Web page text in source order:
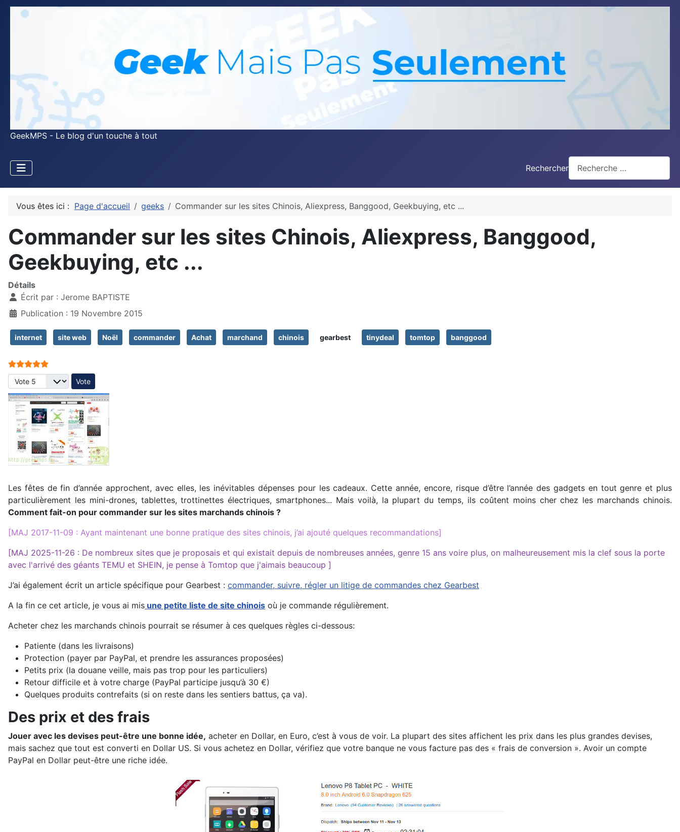
GeekMPS - Le blog d'un touche à tout
Rechercher
Vous êtes ici : Page d'accueil geeks Commander sur les sites Chinois, Aliexpress, Banggood, Geekbuying, etc ...
Commander sur les sites Chinois, Aliexpress, Banggood,
Geekbuying, etc ...
Détails
Écrit par : Jerome BAPTISTE
Publication : 19 Novembre 2015
internet site web Noël commander Achat marchand chinois gearbest tinydeal tomtop banggood
Vote utilisateur:
Veuillez voter
Les fêtes de fin d’année approchent, avec elles, les inévitables dépenses pour les cadeaux. Cette année, encore, risque d’être l’année des gadgets en tout genre et plus
particulièrement les mini-drones, tablettes, trottinettes électriques, smartphones... Mais voilà, la plupart du temps, ils coûtent moins cher chez les marchands chinois.
Comment fait-on pour commander sur les sites marchands chinois ?
[MAJ 2017-11-09 : Ayant maintenant une bonne pratique des sites chinois, j’ai ajouté quelques recommandations]
[MAJ 2025-11-26 : De nombreux sites que je proposais et qui existait depuis de nombreuses années, genre 15 ans voire plus, on malheureusement mis la clef sous la porte
avec l'arrivé des géants TEMU et SHEIN, je pense à Tomtop que j'aimais beaucoup ]
J’ai également écrit un article spécifique pour Gearbest : commander, suivre, régler un litige de commandes chez Gearbest
A la fin ce cet article, je vous ai mis une petite liste de site chinois où je commande régulièrement.
Acheter chez les marchands chinois pourrait se résumer à ces quelques règles ci-dessous:
Patiente (dans les livraisons)
Protection (payer par PayPal, et prendre les assurances proposées)
Petits prix (la douane veille, mais pas trop pour les particuliers)
Retour difficile et à votre charge (PayPal participe jusqu’à 30 €)
Quelques produits contrefaits (si on reste dans les sentiers battus, ça va).
Des prix et des frais
Jouer avec les devises peut-être une bonne idée, acheter en Dollar, en Euro, c’est à vous de voir. La plupart des sites affichent les prix dans les plus grandes devises,
mais sachez que tout est converti en Dollar US. Si vous achetez en Dollar, vérifiez que votre banque ne vous facture pas des « frais de conversion ». Avoir un compte
PayPal en Dollar peut-être une riche idée.